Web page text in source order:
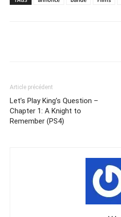
Article précédent
Let’s Play King’s Question –
Chapter 1: A Knight to
Remember (PS4)